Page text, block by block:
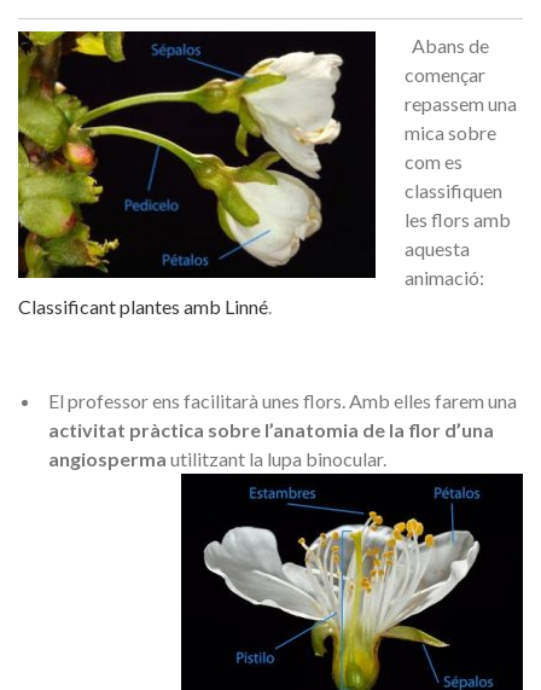
Abans de
començar
repassem una
mica sobre
com es
classifiquen
les flors amb
aquesta
animació:
Classificant plantes amb Linné.
El professor ens facilitarà unes flors. Amb elles farem una
activitat pràctica sobre l’anatomia de la flor d’una
angiosperma utilitzant la lupa binocular.